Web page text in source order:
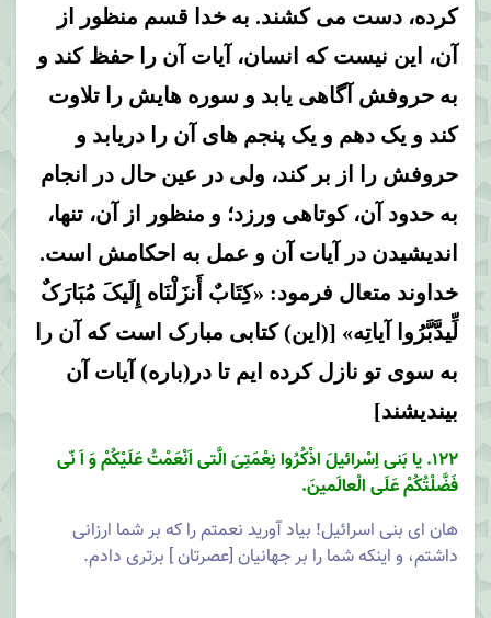
کرده، دست می کشند. به خدا قسم منظور از
آن، این نیست که انسان، آیات آن را حفظ کند و
به حروفش آگاهی یابد و سوره هایش را تلاوت
کند و یک دهم و یک پنجم های آن را دریابد و
حروفش را از بر کند، ولی در عین حال در انجام
به حدود آن، کوتاهی ورزد؛ و منظور از آن، تنها،
اندیشیدن در آیات آن و عمل به احکامش است.
خداوند متعال فرمود: «کِتَابٌ أَنزَلْنَاه إِلَیکَ مُبَارَکٌ
لِّیدَّبَّرُوا آیاتِه» [(این) کتابی مبارک است که آن را
به سوی تو نازل کرده ایم تا در(باره) آیات آن
بیندیشند]
122. یا بَنى اِسْرائیلَ اذْكُرُوا نِعْمَتِىَ الَّتى اَنْعَمْتُ عَلَیْكُمْ وَ اَ نّى
فَضَّلْتُكُمْ عَلَى الْعالَمینَ.
هان اى بنى اسرائیل! بیاد آورید نعمتم را كه بر شما ارزانى
داشتم، و اینكه شما را بر جهانیان [عصرتان ] برترى دادم.